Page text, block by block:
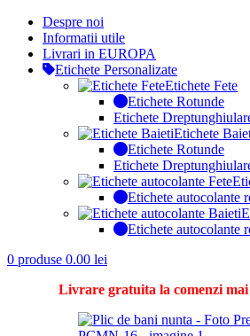
Despre noi
Informatii utile
Livrari in EUROPA
Etichete Personalizate
Etichete Fete
Etichete Rotunde
Etichete
Etichete
Etichete Rotunde
Etichete
Etichete autocolante
Etichete autocolante
0 produse 0.00 lei
Livrare gratuita la comenzi mai